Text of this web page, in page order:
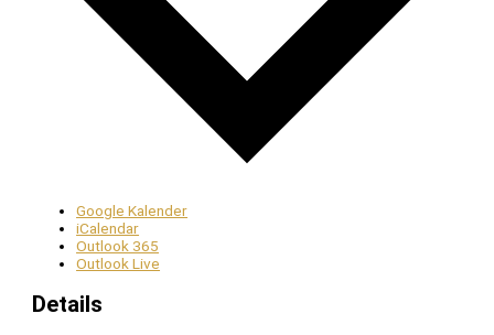
Google Kalender
iCalendar
Outlook 365
Outlook Live
Details